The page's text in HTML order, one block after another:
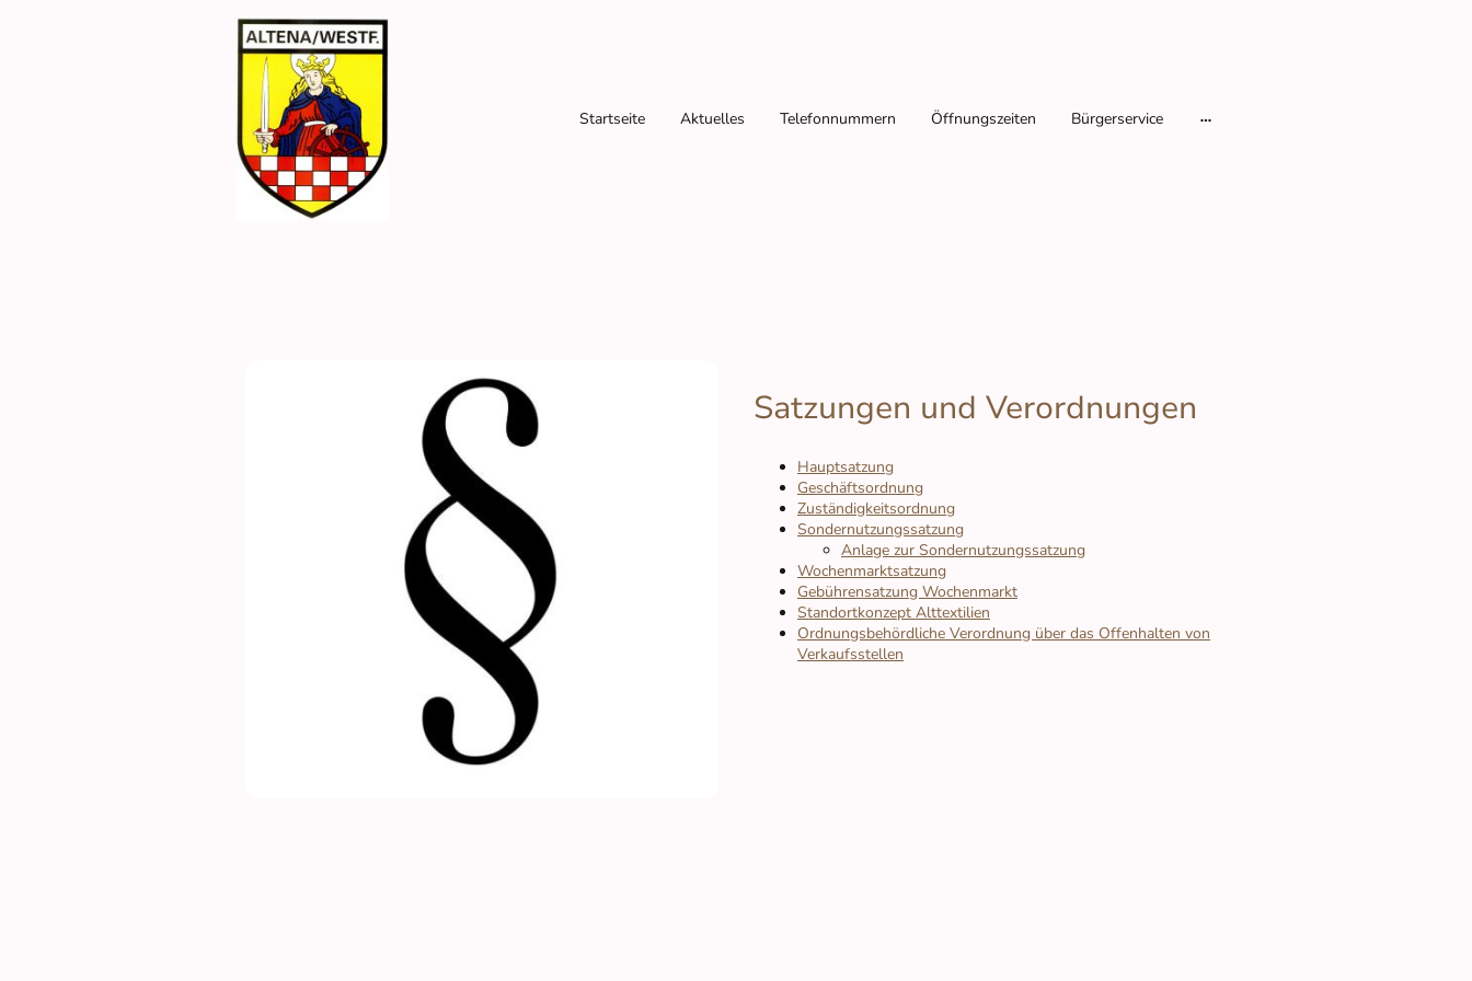
Startseite Aktuelles Telefonnummern Öffnungszeiten Bürgerservice
Satzungen und Verordnungen
Hauptsatzung
Geschäftsordnung
Zuständigkeitsordnung
Sondernutzungssatzung
Anlage zur Sondernutzungssatzung
Wochenmarktsatzung
Gebührensatzung Wochenmarkt
Standortkonzept Alttextilien
Ordnungsbehördliche Verordnung über das Offenhalten von
Verkaufsstellen